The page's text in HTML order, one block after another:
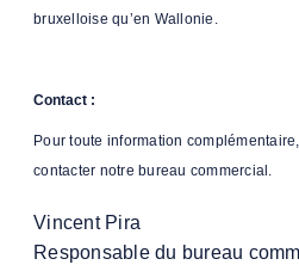
bruxelloise qu’en Wallonie.
Contact :
Pour toute information
contacter notre bureau commercial.
Vincent Pira
Responsable du bureau